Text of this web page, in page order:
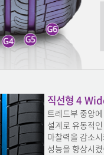
직선형 4
트레드부 중앙
설계로 유동적
마찰력을 감소
성능을 향상시